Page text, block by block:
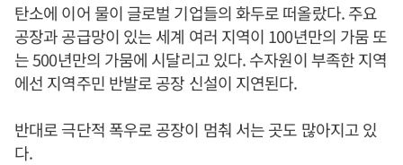
탄소에 이어 물이 글로벌 기업들의 화두로 떠올랐다. 주요
공장과 공급망이 있는 세계 여러 지역이 100년만의 가뭄 또
는 500년만의 가뭄에 시달리고 있다. 수자원이 부족한 지역
에선 지역주민 반발로 공장 신설이 지연된다.
반대로 극단적 폭우로 공장이 멈춰 서는 곳도 많아지고 있
다.